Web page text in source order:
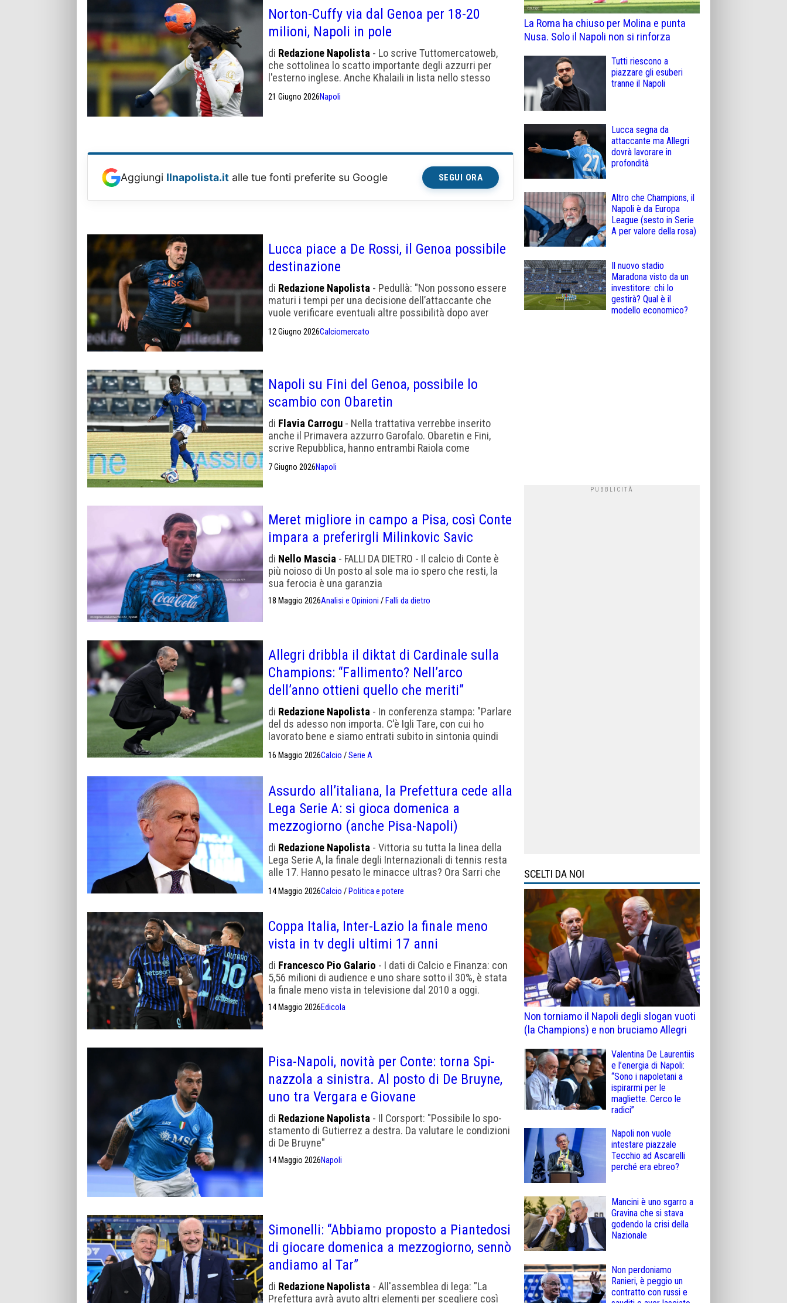
Norton-Cuffy via dal Genoa per 18-20
milioni, Napoli in pole
di Redazione Napolista - Lo scrive Tuttomercatoweb,
che sottolinea lo scatto importante degli azzurri per
l'esterno inglese. Anche Khalaili in lista nello stesso
21 Giugno 2026Napoli
Aggiungi Ilnapolista.it alle tue fonti preferite su Google SEGUI ORA
Lucca piace a De Rossi, il Genoa possibile
destinazione
di Redazione Napolista - Pedullà: "Non possono essere
maturi i tempi per una decisione dell’attaccante che
vuole verificare eventuali altre possibilità dopo aver
12 Giugno 2026Calciomercato
Napoli su Fini del Genoa, possibile lo
scambio con Obaretin
di Flavia Carrogu - Nella trattativa verrebbe inserito
anche il Primavera azzurro Garofalo. Obaretin e Fini,
scrive Repubblica, hanno entrambi Raiola come
lo scambio è in stand-by.
7 Giugno 2026Napoli
Meret migliore in campo a Pisa, così Conte
impara a preferirgli Milinkovic Savic
di Nello Mascia - FALLI DA DIETRO - Il calcio di Conte è
più noioso di Un posto al sole ma io spero che resti, la
sua ferocia è una garanzia
18 Maggio 2026Analisi e Opinioni / Falli da dietro
Allegri dribbla il diktat di Cardinale sulla
Champions: “Fallimento? Nell’arco
dell’anno ottieni quello che meriti”
di Redazione Napolista - In conferenza stampa: "Parlare
del ds adesso non importa. C'è Igli Tare, con cui ho
lavorato bene e siamo entrati subito in sintonia quindi
giusti".
16 Maggio 2026Calcio /Serie A
Assurdo all’italiana, la Prefettura cede alla
Lega Serie A: si gioca domenica a
mezzogiorno (anche Pisa-Napoli)
di Redazione Napolista - Vittoria su tutta la linea della
Lega Serie A, la finale degli Internazionali di tennis resta
alle 17. Hanno pesato le minacce ultras? Ora Sarri che
14 Maggio 2026Calcio / Politica e potere
Coppa Italia, Inter-Lazio la finale meno
vista in tv degli ultimi 17 anni
di Francesco Pio Galario - I dati di Calcio e Finanza: con
5,56 milioni di audience e uno share sotto il 30%, è stata
la finale meno vista in televisione dal 2010 a oggi.
14 Maggio 2026Edicola
Pisa-Napoli, novità per Conte: torna Spi­
naz­zola a sini­stra. Al posto di De Bruyne,
uno tra Vergara e Giovane
di Redazione Napolista - Il Corsport: "Pos­si­bile lo spo­
sta­mento di Gutier­rez a destra. Da valu­tare le con­di­zioni
di De Bruyne"
14 Maggio 2026Napoli
Simonelli: “Abbiamo proposto a Piantedosi
di giocare domenica a mezzogiorno, sennò
andiamo al Tar”
di Redazione Napolista - All'assemblea di lega: "La
Prefettura avrà avuto altri elementi per scegliere così
La Roma ha chiuso per Molina e punta
Nusa. Solo il Napoli non si rinforza
Tutti riescono a
piazzare gli esuberi
tranne il Napoli
Lucca segna da
attaccante ma Allegri
dovrà lavorare in
profondità
Altro che Champions, il
Napoli è da Europa
League (sesto in Serie
A per valore della rosa)
Il nuovo stadio
Maradona visto da un
investitore: chi lo
gestirà? Qual è il
modello economico?
SCELTI DA NOI
Non torniamo il Napoli degli slogan vuoti
(la Champions) e non bruciamo Allegri
Valentina De Laurentiis
e l’energia di Napoli:
“Sono i napoletani a
ispirarmi per le
magliette. Cerco le
radici”
Napoli non vuole
intestare piazzale
Tecchio ad Ascarelli
perché era ebreo?
Mancini è uno sgarro a
Gravina che si stava
godendo la crisi della
Nazionale
Non perdoniamo
Ranieri, è peggio un
contratto con russi e